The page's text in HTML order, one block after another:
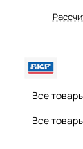
Все
Все